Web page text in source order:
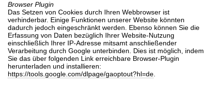
Browser Plugin
Das Setzen von Cookies durch Ihren Webbrowser ist
verhinderbar. Einige Funktionen unserer Website könnten
dadurch jedoch eingeschränkt werden. Ebenso können Sie die
Erfassung von Daten bezüglich Ihrer Website-Nutzung
einschließlich Ihrer IP-Adresse mitsamt anschließender
Verarbeitung durch Google unterbinden. Dies ist möglich, indem
Sie das über folgenden Link erreichbare Browser-Plugin
herunterladen und installieren:
https://tools.google.com/dlpage/gaoptout?hl=de